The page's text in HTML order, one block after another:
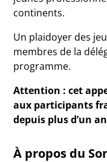
continents.
Un plaidoyer des
membres de la
programme.
Attention : cet
aux participants
depuis plus d’un
À propos du